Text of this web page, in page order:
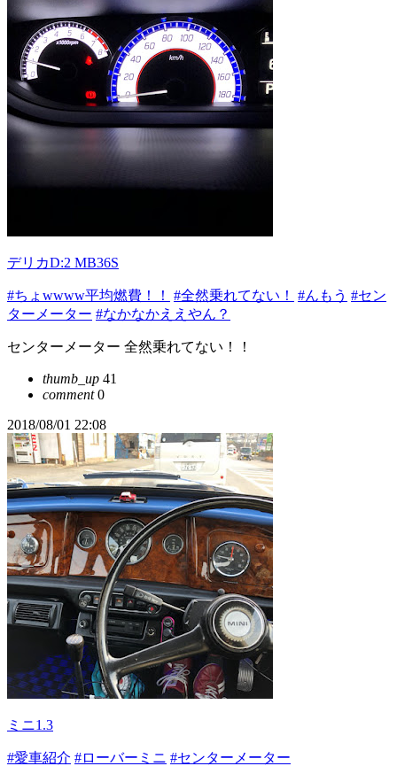
デリカD:2 MB36S
#ちょwwww平均燃費！！ #全然乗れてない！ #んもう #セン
ターメーター #なかなかええやん？
センターメーター 全然乗れてない！！
thumb_up 41
comment0
2018/08/01 22:08
ミニ1.3
#愛車紹介 #ローバーミニ #センターメーター